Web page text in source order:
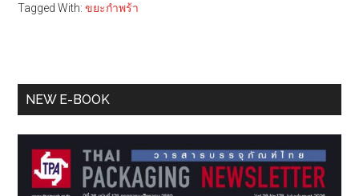
Tagged With:ขยะกำพร้า
Primary
NEW E-BOOK